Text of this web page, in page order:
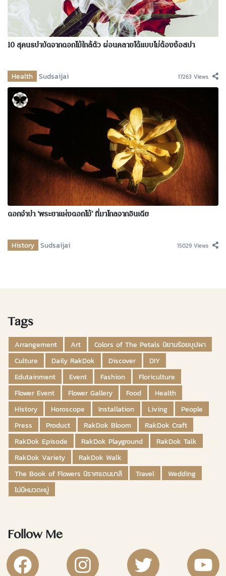
10 สุคนธบำบัดจากดอกไม้ใกล้ตัว ผ่อนคลายได้แบบไม่ต้องง้อสปา
Health Sudsaijai 17263 Views
ดอกจำปา ‘พระยาแห่งดอกไม้’ ที่มาไกลจากอินเดีย
History Sudsaijai 15029 Views
Tags
Arrangement Art
Colors of The Petals นิยามร้อยบุปผา
Culture
Daily RakDok Discover
DIY
Edutainment
Event Fashion
Floriculture
Flower Event
Flower Gallery Food
Health
History
Horoscope Installation Living
People
Press
Product RakDok Bloom
RakDok Craft
RakDok Episode
RakDok Playground
RakDok Talk
RakDok Variety
RakDok Walk
The Book of Flowers นิราศแดนมาลี
Travel
Wedding
ไม่มีหมวดหมู่
Follow Me
RakDok Channel FacebookRakDok Channel Instagram
RakDok Twitter Rakdok